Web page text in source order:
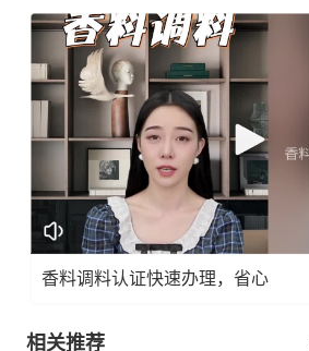
香料调料认证快速办理，省心
相关推荐